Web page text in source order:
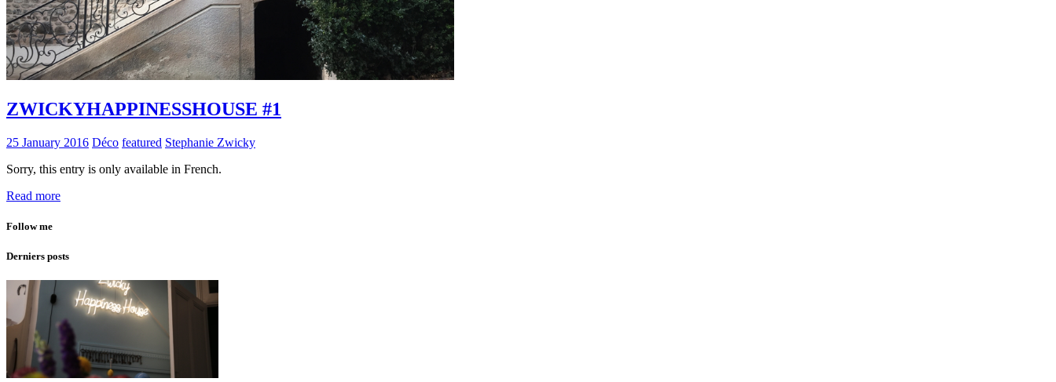
ZWICKYHAPPINESSHOUSE #1
25 January 2016 Déco featured Stephanie Zwicky
Sorry, this entry is only available in French.
Read more
Follow me
Derniers posts